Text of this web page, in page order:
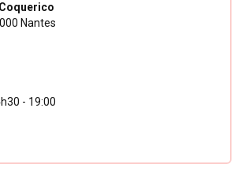
Nantes
- 19:00